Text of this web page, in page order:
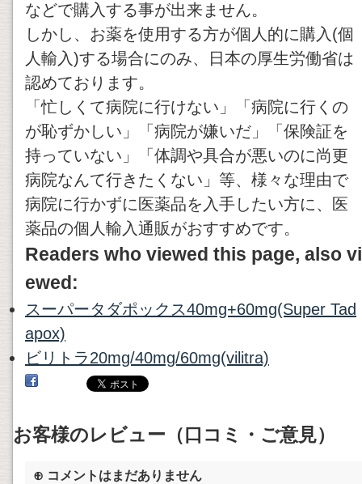
などで購入する事が出来ません。
しかし、お薬を使用する方が個人的に購入(個
人輸入)する場合にのみ、日本の厚生労働省は
認めております。
「忙しくて病院に行けない」「病院に行くの
が恥ずかしい」「病院が嫌いだ」「保険証を
持っていない」「体調や具合が悪いのに尚更
病院なんて行きたくない」等、様々な理由で
病院に行かずに医薬品を入手したい方に、医
薬品の個人輸入通販がおすすめです。
Readers who viewed this page, also vi
ewed:
スーパータダポックス40mg+60mg(Super Tad
apox)
ビリトラ20mg/40mg/60mg(vilitra)
お客様のレビュー（口コミ・ご意見）
⊕ コメントはまだありません